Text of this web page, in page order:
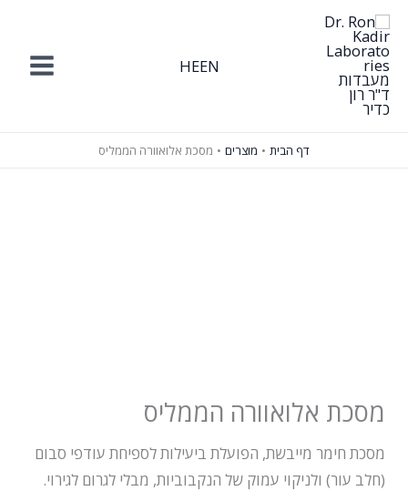
דילוג
לתוכן
EN
HE
דף הבית מוצרים מסכת אלואוורה הממליס
מסכת אלואוורה הממליס
מסכת חימר מייבשת, הפועלת ביעילות לספיחת עודפי סבום
(חלב עור) ולניקוי עמוק של הנקבוביות, מבלי לגרום לגירוי.